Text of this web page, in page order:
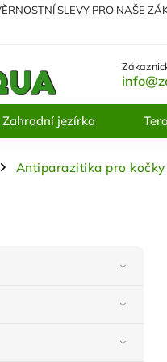
SLEVY PRO NAŠE
Zahradní jezírka
/ Antiparazitika pro kočky